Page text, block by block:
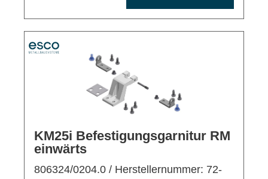
KM25i Befestigungsgarnitur RM
einwärts
806324/0204.0 / Herstellernummer: 72-